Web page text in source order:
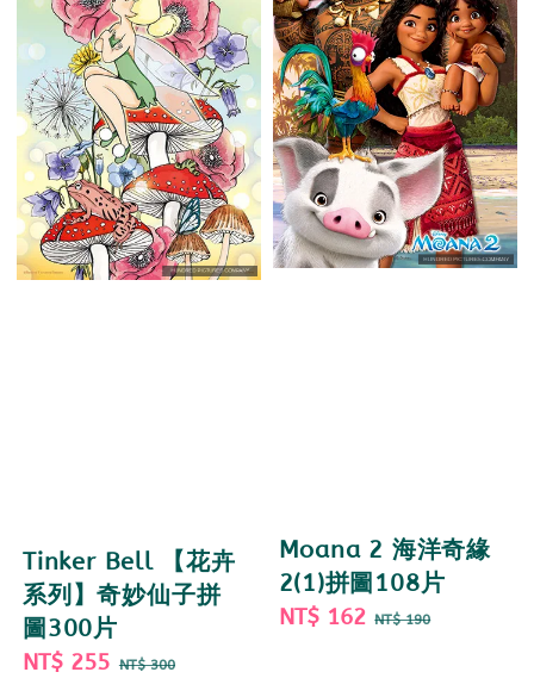
Tinker Bell 【花卉
系列】奇妙仙子拼
圖300片
Sale
NT$ 255 Regular
NT$ 300
Moana 2 海洋奇緣
2(1)拼圖108片
Sale
NT$ 162 Regular
NT$ 190